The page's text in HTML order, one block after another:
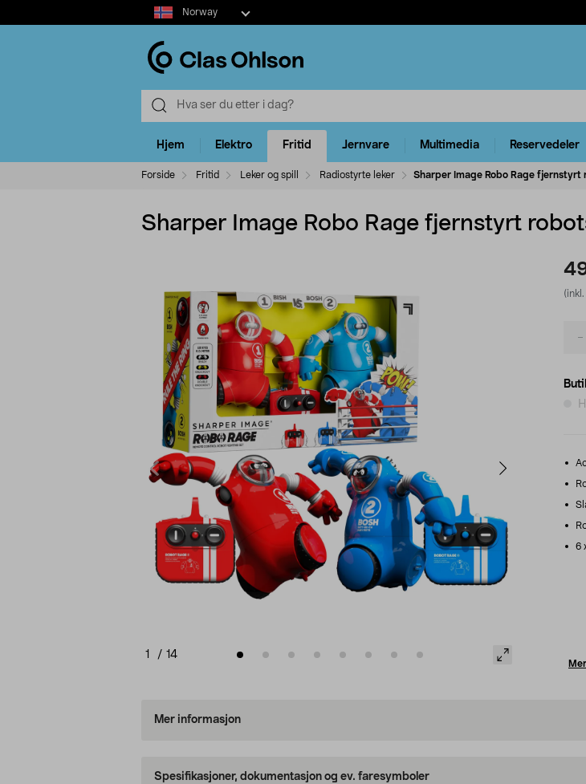
Select
market
Norway
Hjem Elektro Fritid Jernvare Multimedia Reservedeler
Forside Fritid Leker og spill Radiostyrte leker Sharper Image Robo Rage fjernstyrt
Sharper Image Robo Rage fjernstyrt
1 / 14
6
Mer informasjon
Spesifikasjoner, dokumentasjon og ev. faresymboler